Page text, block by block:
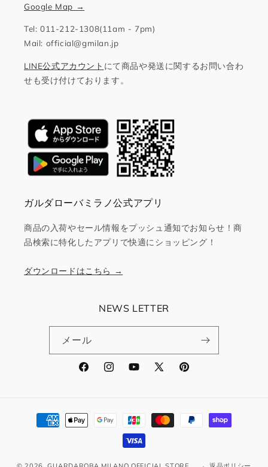
Google Map →
Tel: 011-212-1308(11am - 7pm)
Mail: official@gmilan.jp
LINE公式アカウント にて商品や発送に関するお問い合わ
せも受け付けております。
ガルダローバミラノ公式アプリ
商品の入荷やセール情報をプッシュ通知でお知らせ！商
品検索に特化したアプリで快適にショッピング！
ダウンロードはこちら →
NEWS LETTER
メール
FacebookInstagramYouTube
X
Pinterest
法